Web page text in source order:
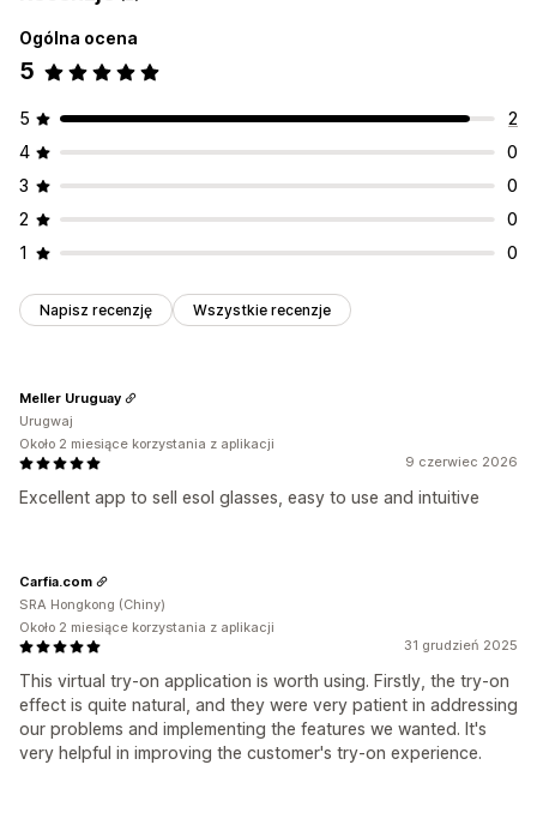
Ogólna ocena
5
5
2
4
0
3
0
2
0
1
0
Napisz recenzję Wszystkie recenzje
9 czerwiec 2026
Excellent app to sell esol glasses, easy to use and intuitive
Meller Uruguay
Urugwaj
Około 2 miesiące korzystania z aplikacji
31 grudzień 2025
This virtual try-on application is worth using. Firstly, the try-on
effect is quite natural, and they were very patient in addressing
our problems and implementing the features we wanted. It's
very helpful in improving the customer's try-on experience.
Carfia.com
SRA Hongkong (Chiny)
Około 2 miesiące korzystania z aplikacji